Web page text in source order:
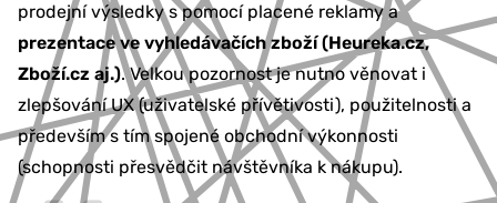
prodejní výsledky s pomocí placené reklamy a
prezentace ve vyhledávačích zboží (Heureka.cz,
Zboží.cz aj.). Velkou pozornost je nutno věnovat i
zlepšování UX (uživatelské přívětivosti), použitelnosti a
především s tím spojené obchodní výkonnosti
(schopnosti přesvědčit návštěvníka k nákupu).